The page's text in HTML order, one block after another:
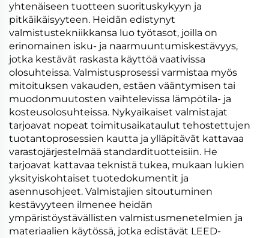
yhtenäiseen tuotteen suorituskykyyn ja
pitkäikäisyyteen. Heidän edistynyt
valmistustekniikkansa luo työtasot, joilla on
erinomainen isku- ja naarmuuntumiskestävyys,
jotka kestävät raskasta käyttöä vaativissa
olosuhteissa. Valmistusprosessi varmistaa myös
mitoituksen vakauden, estäen vääntymisen tai
muodonmuutosten vaihtelevissa lämpötila- ja
kosteusolosuhteissa. Nykyaikaiset valmistajat
tarjoavat nopeat toimitusaikataulut tehostettujen
tuotantoprosessien kautta ja ylläpitävät kattavaa
varastojärjestelmää standardituotteisiin. He
tarjoavat kattavaa teknistä tukea, mukaan lukien
yksityiskohtaiset tuotedokumentit ja
asennusohjeet. Valmistajien sitoutuminen
kestävyyteen ilmenee heidän
ympäristöystävällisten valmistusmenetelmien ja
materiaalien käytössä, jotka edistävät LEED-